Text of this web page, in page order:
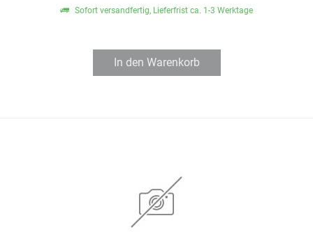
Sofort versandfertig, Lieferfrist ca. 1-3 Werktage
In den Warenkorb